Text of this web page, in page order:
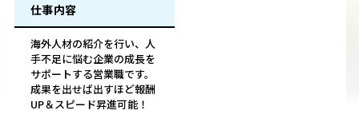
仕事内容
海外人材の紹介を行い、人
手不足に悩む企業の成長を
サポートする営業職です。
成果を出せば出すほど報酬
UP＆スピード昇進可能！